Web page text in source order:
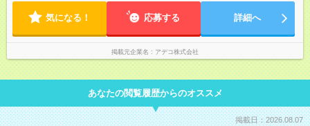
気になる！ 応募する 詳細へ
掲載元企業名 アデコ株式会社
あなたの閲覧履歴からのオススメ
掲載日：2026.08.07